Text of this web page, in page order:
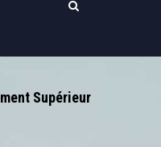
Supérieur